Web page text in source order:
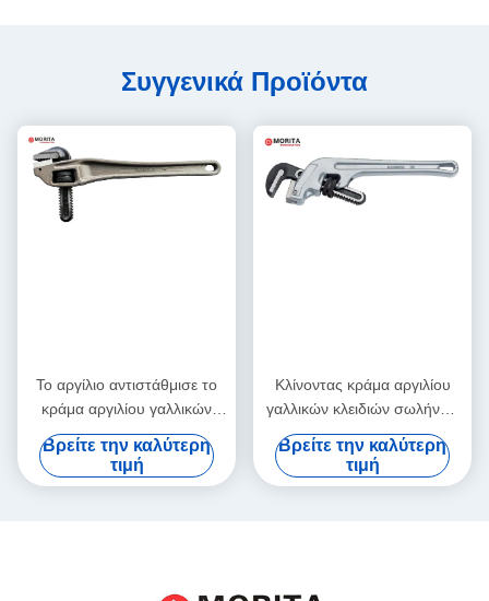
Συγγενικά Προϊόντα
Το αργίλιο αντιστάθμισε το
κράμα αργιλίου γαλλικών
κλειδιών σωλήνων χρώμιο-
Vsteel 14», 18», 24» 90-
βαθμός που αντισταθμίστηκε
Βρείτε την καλύτερη
τιμή
Κλίνοντας κράμα αργιλίου
γαλλικών κλειδιών σωλήνων
αργιλίου, χρώμιο-Vsteel 10»,
κλίση 45-βαθμού 14», 18»
κατάλληλη για τα σφιχτά
Βρείτε την καλύτερη
τιμή